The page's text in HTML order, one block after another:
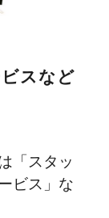
スなど
「スタッ
ビス」な